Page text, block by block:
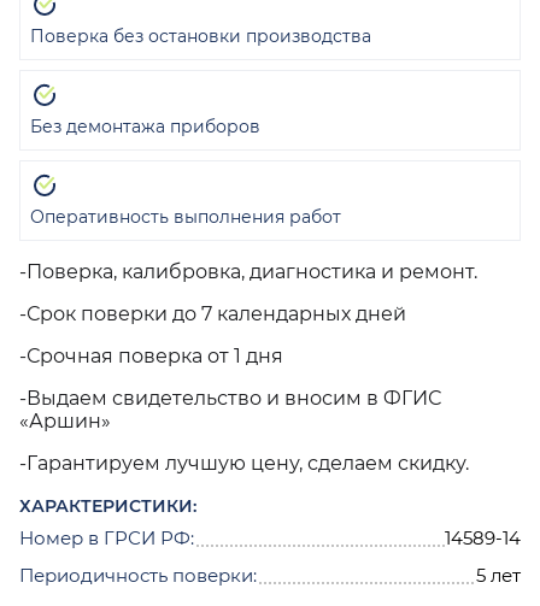
-Поверка, калибровка, диагностика и ремонт.
-Срок поверки до 7 календарных дней
-Срочная поверка от 1 дня
-Выдаем свидетельство и вносим в ФГИС
«Аршин»
-Гарантируем лучшую цену, сделаем скидку.
ХАРАКТЕРИСТИКИ:
Номер в ГРСИ РФ:
14589-14
Периодичность поверки:
5 лет
Поверка без остановки производства
Без демонтажа приборов
Оперативность выполнения работ